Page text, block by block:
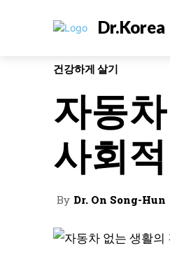
Dr.Korea
건강하게 살기
자동
사회
By Dr. On Song-Hun